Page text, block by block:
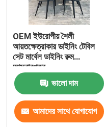
OEM ইউরোপীয় শৈলী
আয়তক্ষেত্রাকার ডাইনিং টেবিল
সেট মার্বেল ডাইনিং রুম
আসবাবপত্র
ভালো দাম
আমাদের সাথে যোগাযোগ